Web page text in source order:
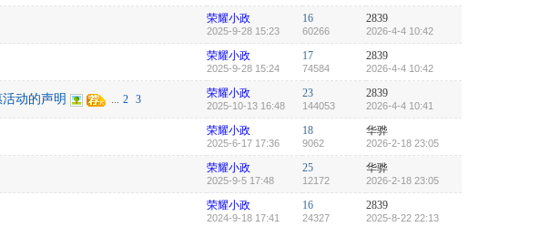
荣耀小政
2025-9-28 15:23
16
60266
2839
2026-4-4 10:42
荣耀小政
2025-9-28 15:24
17
74584
2839
2026-4-4 10:42
动的声明 ... 2 3 荣耀小政
2025-10-13 16:48
23
144053
2839
2026-4-4 10:41
荣耀小政
2025-6-17 17:36
18
9062
华骅
2026-2-18 23:05
荣耀小政
2025-9-5 17:48
25
12172
华骅
2026-2-18 23:05
荣耀小政
2024-9-18 17:41
16
24327
2839
2025-8-22 22:13